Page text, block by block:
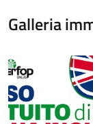
Galleria